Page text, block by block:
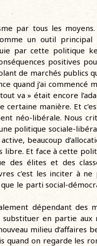
par tous les moyens.
un outil principal
par cette politique
positives
de marchés publics
quand j’ai commencé
va » était encore
certaine manière. Et
néo-libérale. Nous
politique sociale-
beaucoup
libre. Et face à cette
des élites et des
c’est les inciter à
le parti social-
dépendant des
en partie aux
milieu d’affaires
on regarde les